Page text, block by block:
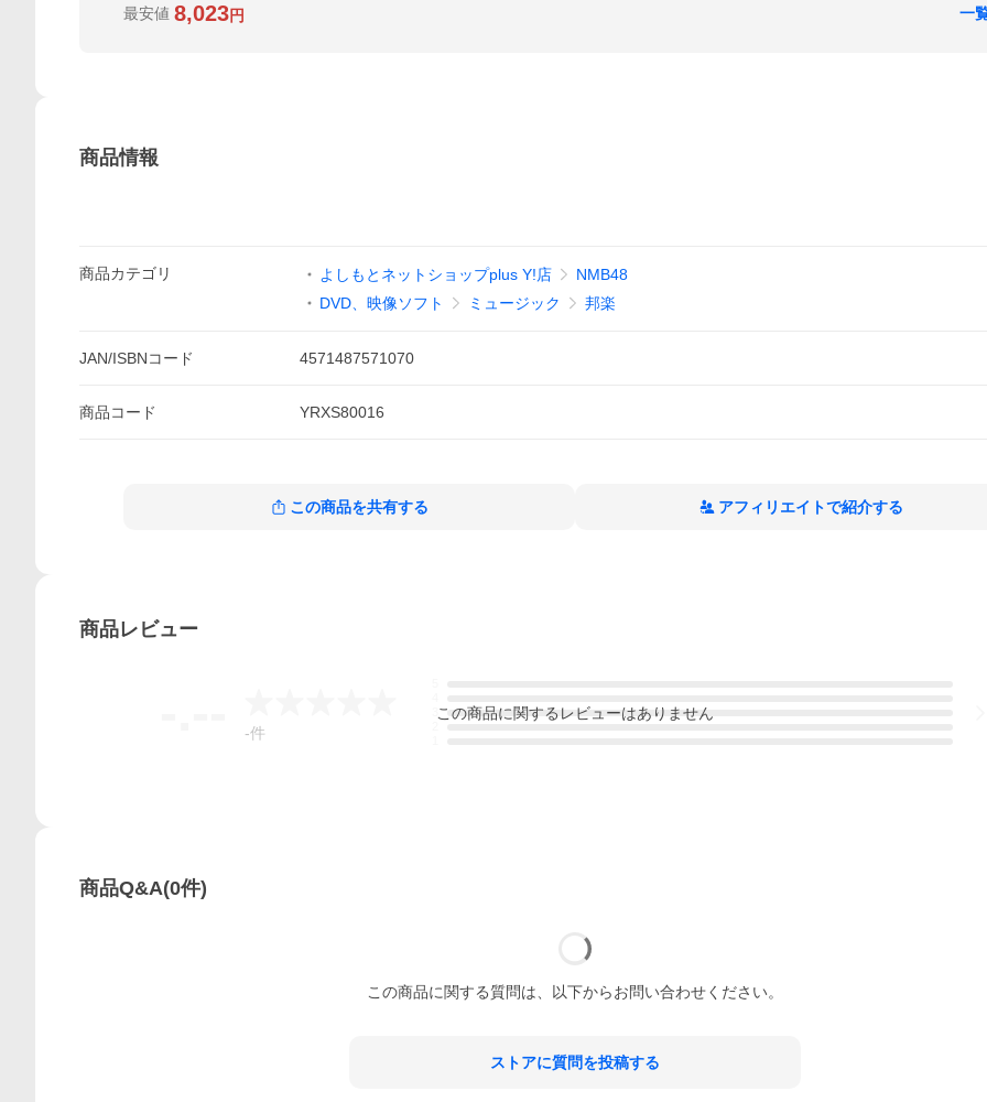
最安値 8,023円 一
商品情報
商品カテゴリ よしもとネットショップplus Y!店
NMB48
DVD、映像ソフト
ミュージック 邦楽
JAN/ISBNコード 4571487571070
商品コード YRXS80016
この商品を共有する アフィリエイトで紹介する
商品レビュー
-件
この商品に関するレビューはありません
商品Q&A(0件)
この商品に関する質問は、以下からお問い合わせください。
ストアに質問を投稿する